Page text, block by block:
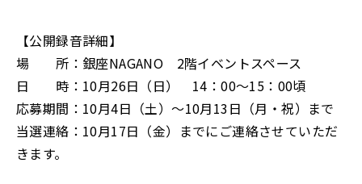
【公開録音詳細】
場 所：銀座NAGANO 2階イベントスペース
日 時：10月26日（日） 14：00～15：00頃
応募期間：10月4日（土）～10月13日（月・祝）まで
当選連絡：10月17日（金）までにご連絡させていただ
きます。